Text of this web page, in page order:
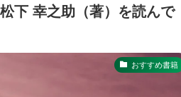
下 幸之助（著）を読んで
おすすめ書籍